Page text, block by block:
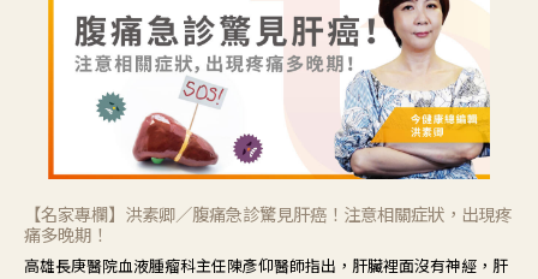
【名家專欄】洪素卿／腹痛急診驚見肝癌！注意相關症狀，出現疼
痛多晚期！
高雄長庚醫院血液腫瘤科主任陳彥仰醫師指出，肝臟裡面沒有神經，肝